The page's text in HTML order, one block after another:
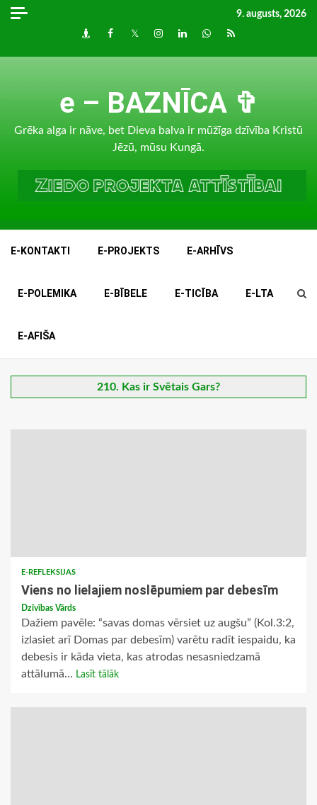
Skip
9. augusts, 2026
DraugiemFacebook
TwitterInstagram
LinkedInwhatsapp
RSS
e – BAZNĪCA ✞
Grēka alga ir nāve, bet Dieva balva ir mūžīga dzīvība Kristū
Jēzū, mūsu Kungā.
E-KONTAKTI E-PROJEKTS E-ARHĪVS
E-POLEMIKA E-BĪBELE E-TICĪBA E-LTA
E-AFIŠA
210. Kas ir Svētais Gars?
E-REFLEKSIJAS
Viens no lielajiem noslēpumiem par debesīm
Dzīvības Vārds
Dažiem pavēle: “savas domas vērsiet uz augšu” (Kol.3:2,
izlasiet arī Domas par debesīm) varētu radīt iespaidu, ka
debesis ir kāda vieta, kas atrodas nesasniedzamā
attālumā... Lasīt tālāk